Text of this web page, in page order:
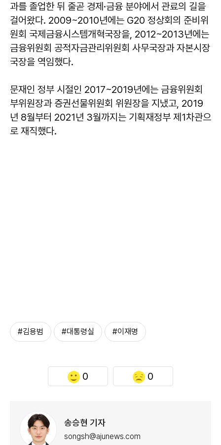
과를 졸업한 뒤 줄곧 경제·금융 분야에서 관료의 길을
걸어왔다. 2009~2010년에는 G20 정상회의 준비위
원회 국제금융시스템개혁국장을, 2012~2013년에는
금융위원회 공적자금관리위원회 사무국장과 자본시장
국장을 역임했다.
문재인 정부 시절인 2017~2019년에는 금융위원회
부위원장과 증권선물위원회 위원장을 지냈고, 2019
년 8월부터 2021년 3월까지는 기획재정부 제1차관으
로 재직했다.
#김용범 #대통령실 #이재명
0 0
송승현 기자
songsh@ajunews.com